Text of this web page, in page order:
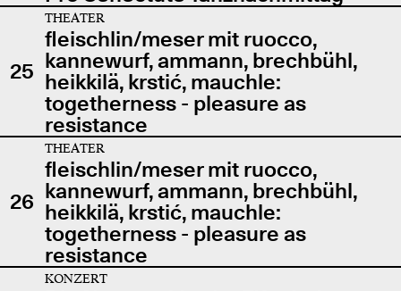
25
THEATER
fleischlin/meser mit ruocco,
kannewurf, ammann, brechbühl,
heikkilä, krstić, mauchle:
togetherness - pleasure as
resistance
26
THEATER
fleischlin/meser mit ruocco,
kannewurf, ammann, brechbühl,
heikkilä, krstić, mauchle:
togetherness - pleasure as
resistance
KONZERT